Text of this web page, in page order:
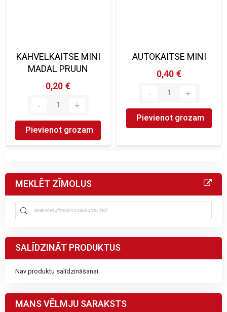
KAHVELKAITSE MINI
MADAL PRUUN
0,20 €
Pievienot grozam
AUTOKAITSE MINI
0,40 €
Pievienot grozam
MEKLĒT ZĪMOLUS
SALĪDZINĀT PRODUKTUS
Nav produktu salīdzināšanai.
MANS VĒLMJU SARAKSTS